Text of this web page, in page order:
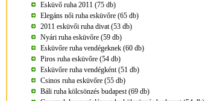
Esküvő ruha 2011 (75 db)
Elegáns női ruha esküvőre (65 db)
2011 esküvői ruha divat (53 db)
Nyári ruha esküvőre (59 db)
Esküvőre ruha vendégeknek (60 db)
Piros ruha esküvőre (54 db)
Esküvőre ruha vendégként (51 db)
Csinos ruha esküvőre (55 db)
Báli ruha kölcsönzés budapest (69 db)